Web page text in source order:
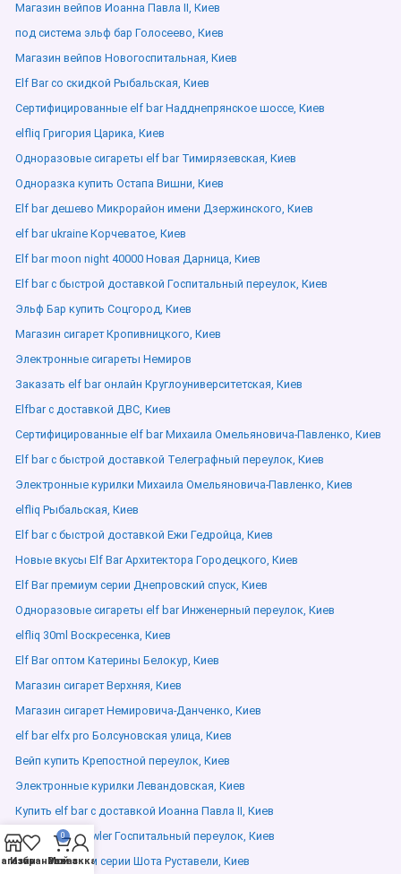
Магазин вейпов Иоанна Павла ІІ, Киев
под система эльф бар Голосеево, Киев
Магазин вейпов Новогоспитальная, Киев
Elf Bar со скидкой Рыбальская, Киев
Сертифицированные elf bar Надднепрянское шоссе, Киев
elfliq Григория Царика, Киев
Одноразовые сигареты elf bar Тимирязевская, Киев
Одноразка купить Остапа Вишни, Киев
Elf bar дешево Микрорайон имени Дзержинского, Киев
elf bar ukraine Корчеватое, Киев
Elf bar moon night 40000 Новая Дарница, Киев
Elf bar с быстрой доставкой Госпитальный переулок, Киев
Эльф Бар купить Соцгород, Киев
Магазин сигарет Кропивницкого, Киев
Электронные сигареты Немиров
Заказать elf bar онлайн Круглоуниверситетская, Киев
Elfbar с доставкой ДВС, Киев
Сертифицированные elf bar Михаила Омельяновича-Павленко, Киев
Elf bar с быстрой доставкой Телеграфный переулок, Киев
Электронные курилки Михаила Омельяновича-Павленко, Киев
elfliq Рыбальская, Киев
Elf bar с быстрой доставкой Ежи Гедройца, Киев
Новые вкусы Elf Bar Архитектора Городецкого, Киев
Elf Bar премиум серии Днепровский спуск, Киев
Одноразовые сигареты elf bar Инженерный переулок, Киев
elfliq 30ml Воскресенка, Киев
Elf Bar оптом Катерины Белокур, Киев
Магазин сигарет Верхняя, Киев
Магазин сигарет Немировича-Данченко, Киев
elf bar elfx pro Болсуновская улица, Киев
Вейп купить Крепостной переулок, Киев
Электронные курилки Левандовская, Киев
Купить elf bar с доставкой Иоанна Павла ІІ, Киев
wild berries crawler Госпитальный переулок, Киев
Elf Bar премиум серии Шота Руставели, Киев
Избранное
0
Заказ
Мой аккаунт